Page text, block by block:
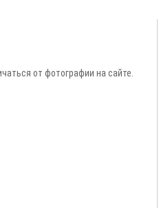
от фотографии на сайте.